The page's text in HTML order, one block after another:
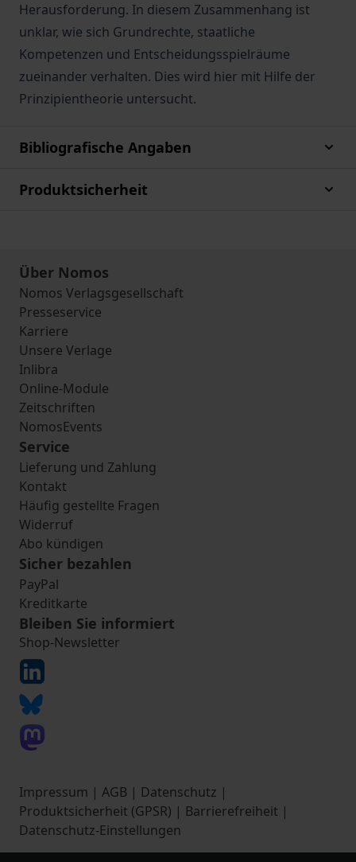
Herausforderung. In diesem Zusammenhang ist
unklar, wie sich Grundrechte, staatliche
Kompetenzen und Entscheidungsspielräume
zueinander verhalten. Dies wird hier mit Hilfe der
Prinzipientheorie untersucht.
Bibliografische Angaben
Produktsicherheit
Über Nomos
Nomos Verlagsgesellschaft
Presseservice
Karriere
Unsere Verlage
Inlibra
Online-Module
Zeitschriften
NomosEvents
Service
Lieferung und Zahlung
Kontakt
Häufig gestellte Fragen
Widerruf
Abo kündigen
Sicher bezahlen
PayPal
Kreditkarte
Bleiben Sie informiert
Shop-Newsletter
Impressum | AGB | Datenschutz |
Produktsicherheit (GPSR) | Barrierefreiheit |
Datenschutz-Einstellungen